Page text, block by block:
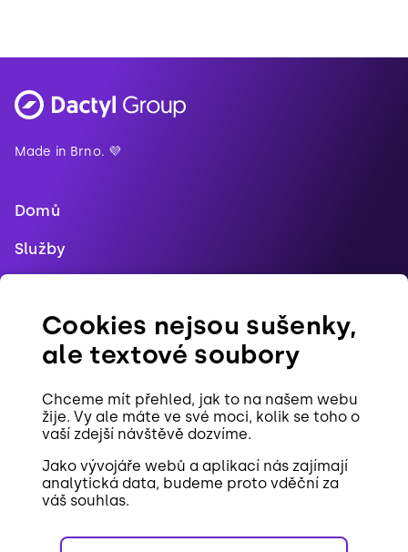
Cookies nejsou sušenky,
ale textové soubory
Chceme mít přehled, jak to na našem webu
žije. Vy ale máte ve své moci, kolik se toho o
vaší zdejší návštěvě dozvíme.
Jako vývojáře webů a aplikací nás zajímají
analytická data, budeme proto vděční za
váš souhlas.
Made in Brno. 💜
Domů
Služby
Reference
Pracovní pozice
Kontakt
Cookies